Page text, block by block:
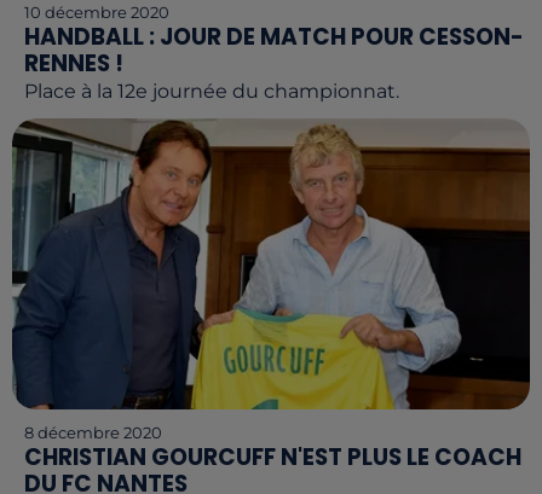
10 décembre 2020
HANDBALL : JOUR DE MATCH POUR CESSON-
RENNES !
Place à la 12e journée du championnat.
8 décembre 2020
CHRISTIAN GOURCUFF N'EST PLUS LE COACH
DU FC NANTES